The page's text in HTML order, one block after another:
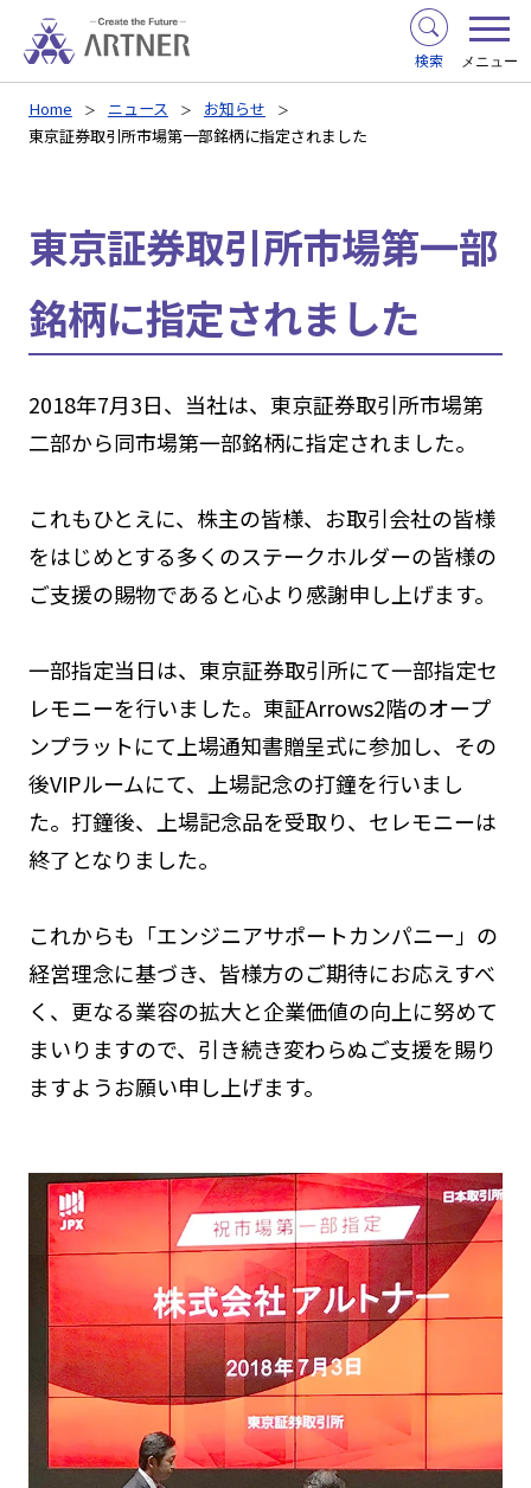
検索 メニュー
Home ニュース
お知らせ
東京証券取引所市場第一部銘柄に指定されました
東京証券取引所市場第一部
銘柄に指定されました
2018年7月3日、当社は、東京証券取引所市場第
二部から同市場第一部銘柄に指定されました。
これもひとえに、株主の皆様、お取引会社の皆様
をはじめとする多くのステークホルダーの皆様の
ご支援の賜物であると心より感謝申し上げます。
一部指定当日は、東京証券取引所にて一部指定セ
レモニーを行いました。東証Arrows2階のオープ
ンプラットにて上場通知書贈呈式に参加し、その
後VIPルームにて、上場記念の打鐘を行いまし
た。打鐘後、上場記念品を受取り、セレモニーは
終了となりました。
これからも「エンジニアサポートカンパニー」の
経営理念に基づき、皆様方のご期待にお応えすべ
く、更なる業容の拡大と企業価値の向上に努めて
まいりますので、引き続き変わらぬご支援を賜り
ますようお願い申し上げます。